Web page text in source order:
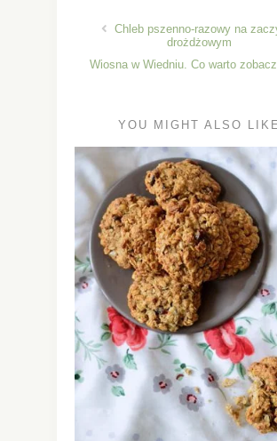
Chleb pszenno-razowy na
drożdżowym
Wiosna w Wiedniu. Co warto
YOU MIGHT ALSO LIKE